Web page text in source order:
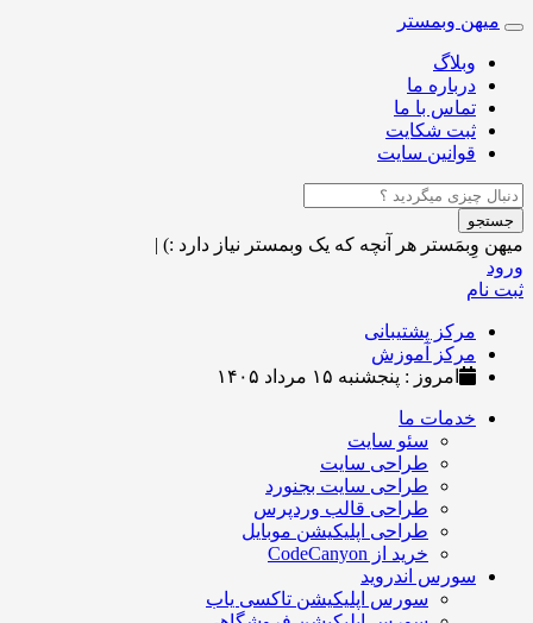
Toggle
navigation
میهن وبمستر
وبلاگ
درباره ما
تماس با ما
ثبت شکایت
قوانین سایت
جستجو
میهن وِبمَستر هر آنچه که یک وبمستر نیاز دارد :) |
ورود
ثبت نام
مرکز پشتیبانی
مرکز آموزش
امروز : پنجشنبه ۱۵ مرداد ۱۴۰۵
خدمات ما
سئو سایت
طراحی سایت
طراحی سایت بجنورد
طراحی قالب وردپرس
طراحی اپلیکیشن موبایل
خرید از CodeCanyon
سورس اندروید
سورس اپلیکیشن تاکسی یاب